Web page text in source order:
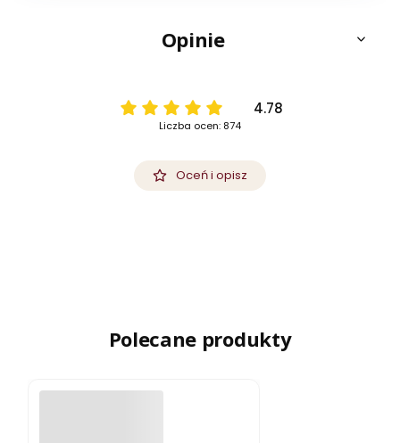
Opinie
4.78
Liczba ocen: 874
Oceń i opisz
Polecane produkty